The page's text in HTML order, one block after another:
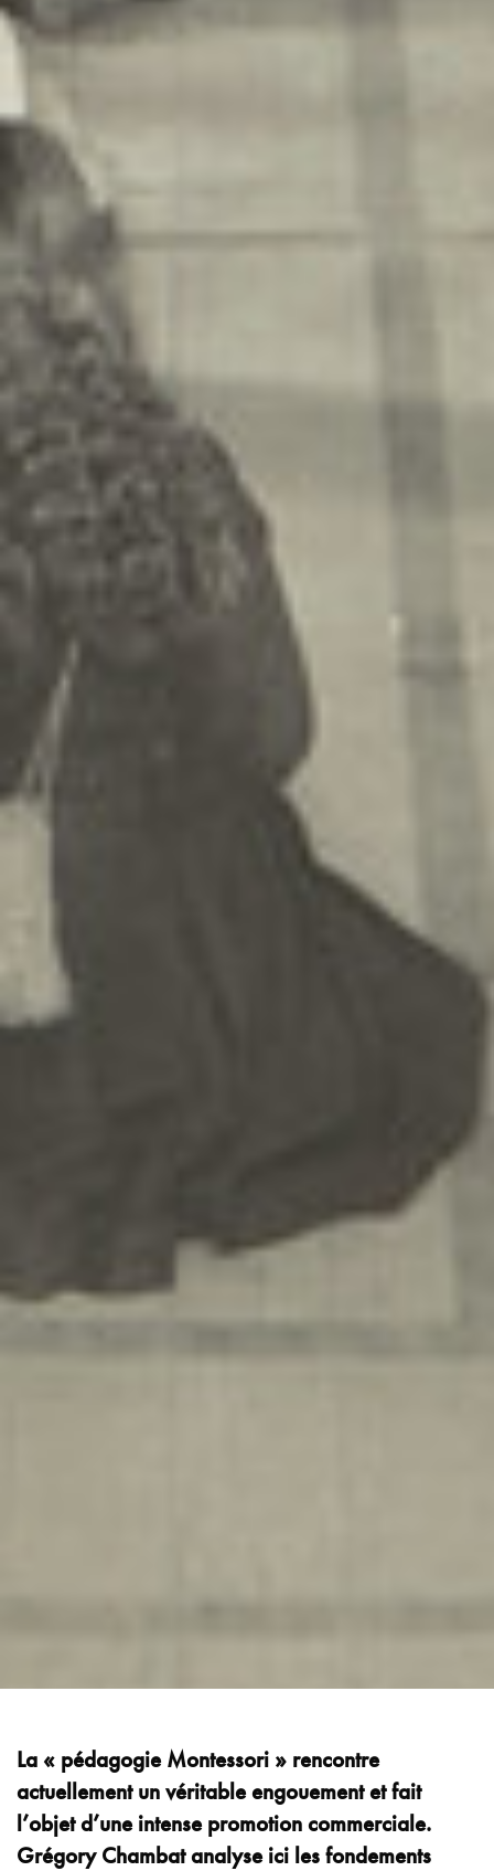
La « pédagogie Montessori » rencontre
actuellement un véritable engouement et fait
l’objet d’une intense promotion commerciale.
Grégory Chambat analyse ici les fondements